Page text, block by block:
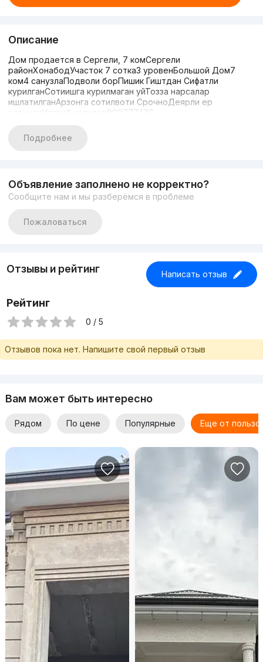
Описание
Дом продается в Сергели, 7 комСергели
районХонабодУчасток 7 сотка3 уровенБольшой Дом7
ком4 санузлаПодволи борПишик Гиштдан Сифатли
курилганСотиишга курилмаган уйТозза нарсалар
ишлатилганАрзонга сотилвоти СрочноДеярли ер
нархидаУлгриб колилар909777476
Подробнее
Объявление заполнено не корректно?
Сообщите нам и мы разберёмся в проблеме
Пожаловаться
Отзывы и рейтинг Написать отзыв
Рейтинг
0 / 5
Отзывов пока нет. Напишите свой первый отзыв
Вам может быть интересно
Рядом По цене Популярные Еще от